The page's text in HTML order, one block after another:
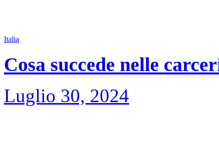
Italia
Cosa succede nelle
Luglio 30, 2024